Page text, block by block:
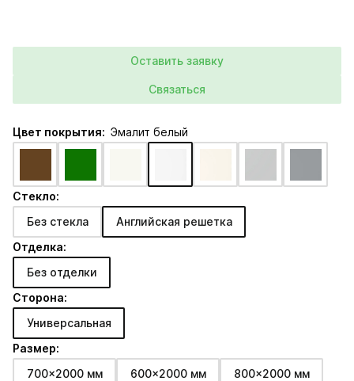
Оставить заявку
Связаться
Цвет покрытия: Эмалит белый
Стекло:
Без стекла
Английская решетка
Отделка:
Без отделки
Сторона:
Универсальная
Размер:
700x2000 мм
600x2000 мм 800x2000 мм